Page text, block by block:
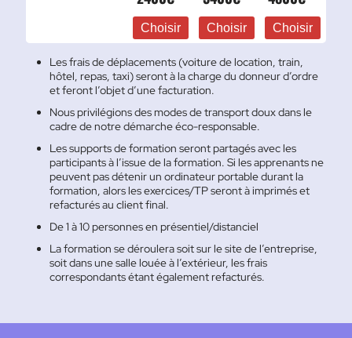
Choisir Choisir Choisir
Les frais de déplacements (voiture de location, train,
hôtel, repas, taxi) seront à la charge du donneur d’ordre
et feront l’objet d’une facturation.
Nous privilégions des modes de transport doux dans le
cadre de notre démarche éco-responsable.
Les supports de formation seront partagés avec les
participants à l’issue de la formation. Si les apprenants ne
peuvent pas détenir un ordinateur portable durant la
formation, alors les exercices/TP seront à imprimés et
refacturés au client final.
De 1 à 10 personnes en présentiel/distanciel
La formation se déroulera soit sur le site de l’entreprise,
soit dans une salle louée à l’extérieur, les frais
correspondants étant également refacturés.